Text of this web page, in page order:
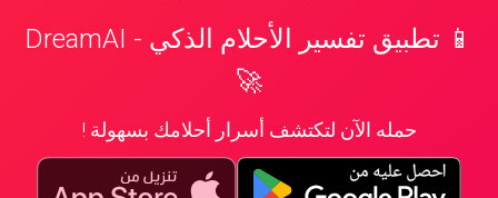
📱 تطبيق تفسير الأحلام الذكي - DreamAI
🚀
حمله الآن لتكتشف أسرار أحلامك بسهولة !